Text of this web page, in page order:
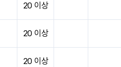
20 이상
20 이상
20 이상